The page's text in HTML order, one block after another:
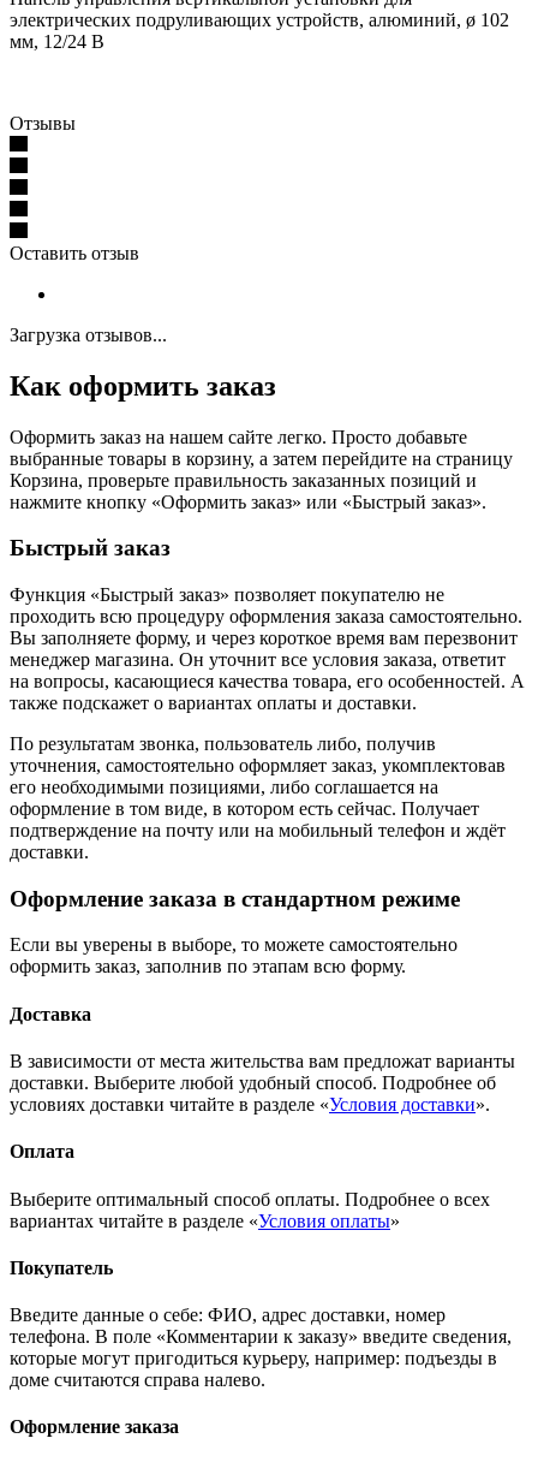
электрических подруливающих устройств, алюминий, ø 102
мм, 12/24 В
Отзывы
Оставить отзыв
Загрузка отзывов...
Как оформить заказ
Оформить заказ на нашем сайте легко. Просто добавьте
выбранные товары в корзину, а затем перейдите на страницу
Корзина, проверьте правильность заказанных позиций и
нажмите кнопку «Оформить заказ» или «Быстрый заказ».
Быстрый заказ
Функция «Быстрый заказ» позволяет покупателю не
проходить всю процедуру оформления заказа самостоятельно.
Вы заполняете форму, и через короткое время вам перезвонит
менеджер магазина. Он уточнит все условия заказа, ответит
на вопросы, касающиеся качества товара, его особенностей. А
также подскажет о вариантах оплаты и доставки.
По результатам звонка, пользователь либо, получив
уточнения, самостоятельно оформляет заказ, укомплектовав
его необходимыми позициями, либо соглашается на
оформление в том виде, в котором есть сейчас. Получает
подтверждение на почту или на мобильный телефон и ждёт
доставки.
Оформление заказа в стандартном режиме
Если вы уверены в выборе, то можете самостоятельно
оформить заказ, заполнив по этапам всю форму.
Доставка
В зависимости от места жительства вам предложат варианты
доставки. Выберите любой удобный способ. Подробнее об
условиях доставки читайте в разделе «Условия доставки».
Оплата
Выберите оптимальный способ оплаты. Подробнее о всех
вариантах читайте в разделе «Условия оплаты»
Покупатель
Введите данные о себе: ФИО, адрес доставки, номер
телефона. В поле «Комментарии к заказу» введите сведения,
которые могут пригодиться курьеру, например: подъезды в
доме считаются справа налево.
Оформление заказа